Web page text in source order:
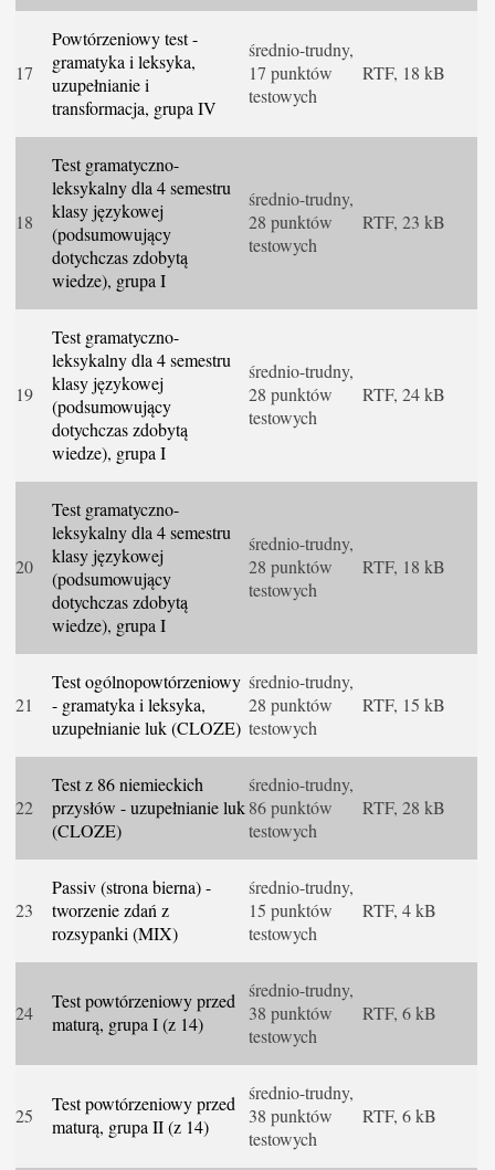
17
Powtórzeniowy test -
gramatyka i leksyka,
uzupełnianie i
transformacja, grupa IV
średnio-trudny,
17 punktów
testowych
RTF, 18 kB
18
Test gramatyczno-
leksykalny dla 4 semestru
klasy językowej
(podsumowujący
dotychczas zdobytą
wiedze), grupa I
średnio-trudny,
28 punktów
testowych
RTF, 23 kB
19
Test gramatyczno-
leksykalny dla 4 semestru
klasy językowej
(podsumowujący
dotychczas zdobytą
wiedze), grupa I
średnio-trudny,
28 punktów
testowych
RTF, 24 kB
20
Test gramatyczno-
leksykalny dla 4 semestru
klasy językowej
(podsumowujący
dotychczas zdobytą
wiedze), grupa I
średnio-trudny,
28 punktów
testowych
RTF, 18 kB
21
Test ogólnopowtórzeniowy
- gramatyka i leksyka,
uzupełnianie luk (CLOZE)
średnio-trudny,
28 punktów
testowych
RTF, 15 kB
22
Test z 86 niemieckich
przysłów - uzupełnianie luk
(CLOZE)
średnio-trudny,
86 punktów
testowych
RTF, 28 kB
23
Passiv (strona bierna) -
tworzenie zdań z
rozsypanki (MIX)
średnio-trudny,
15 punktów
testowych
RTF, 4 kB
24
Test powtórzeniowy przed
maturą, grupa I (z 14)
średnio-trudny,
38 punktów
testowych
RTF, 6 kB
25
Test powtórzeniowy przed
maturą, grupa II (z 14)
średnio-trudny,
38 punktów
testowych
RTF, 6 kB